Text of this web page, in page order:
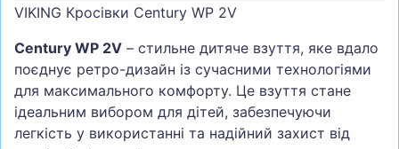
ВОДНІ ВИДИ СПОРТУ
ТУРИЗМ
VIKING Кросівки Century WP 2V
Century WP 2V – стильне дитяче взуття, яке вдало
поєднує ретро-дизайн із сучасними технологіями
для максимального комфорту. Це взуття стане
ідеальним вибором для дітей, забезпечуючи
легкість у використанні та надійний захист від